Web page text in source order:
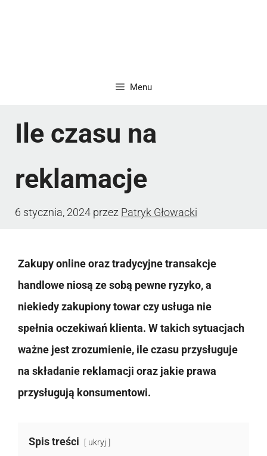
Menu
Ile czasu na
reklamacje
6 stycznia, 2024 przez Patryk Głowacki
Zakupy online oraz tradycyjne transakcje
handlowe niosą ze sobą pewne ryzyko, a
niekiedy zakupiony towar czy usługa nie
spełnia oczekiwań klienta. W takich sytuacjach
ważne jest zrozumienie, ile czasu przysługuje
na składanie reklamacji oraz jakie prawa
przysługują konsumentowi.
Spis treści ukryj